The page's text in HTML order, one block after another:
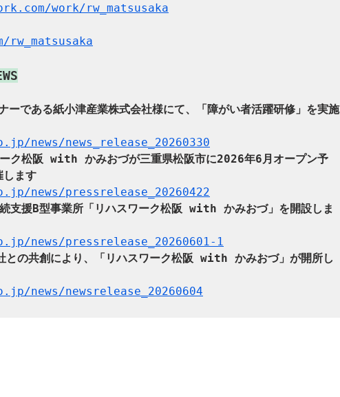
work/rw_matsusaka
ーである紙小津産業株式会社様にて、「障がい者活躍研修」を実施
news/news_release_20260330
ク松阪 with かみおづが三重県松阪市に2026年6月オープン予
します
news/pressrelease_20260422
支援B型事業所「リハスワーク松阪 with かみおづ」を開設しま
news/pressrelease_20260601-1
との共創により、「リハスワーク松阪 with かみおづ」が開所し
news/newsrelease_20260604